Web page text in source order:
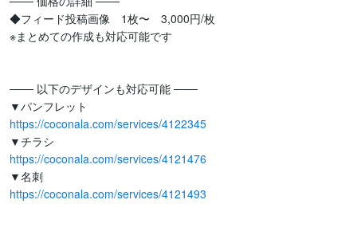
◆フィード投稿画像　1枚〜　3,000円/枚
※まとめての作成も対応可能です
─── 以下のデザインも対応可能 ───
https://coconala.com/services/4122345
https://coconala.com/services/4121476
https://coconala.com/services/4121493